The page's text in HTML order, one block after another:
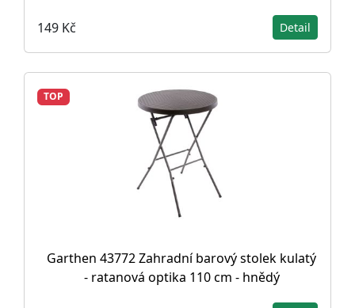
149 Kč Detail
TOP
Garthen 43772 Zahradní barový stolek kulatý
- ratanová optika 110 cm - hnědý